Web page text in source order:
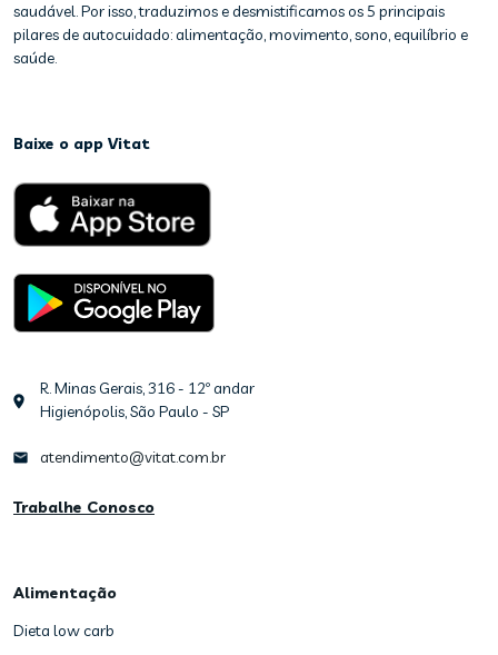
saudável. Por isso, traduzimos e desmistificamos os 5 principais
pilares de autocuidado: alimentação, movimento, sono, equilíbrio e
saúde.
Baixe o app Vitat
R. Minas Gerais, 316 - 12º andar
Higienópolis, São Paulo - SP
atendimento@vitat.com.br
Trabalhe Conosco
Alimentação
Dieta low carb